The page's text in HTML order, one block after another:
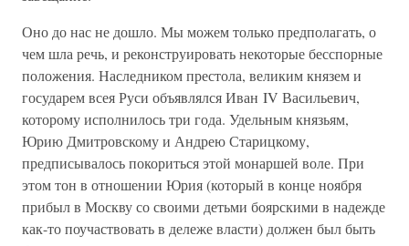
Оно до нас не дошло. Мы можем только предполагать, о
чем шла речь, и реконструировать некоторые бесспорные
положения. Наследником престола, великим князем и
государем всея Руси объявлялся Иван IV Васильевич,
которому исполнилось три года. Удельным князьям,
Юрию Дмитровскому и Андрею Старицкому,
предписывалось покориться этой монаршей воле. При
этом тон в отношении Юрия (который в конце ноября
прибыл в Москву со своими детьми боярскими в надежде
как-то поучаствовать в дележе власти) должен был быть